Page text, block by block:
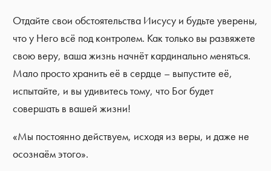
Отдайте свои обстоятельства Иисусу и будьте уверены,
что у Него всё под контролем. Как только вы развяжете
свою веру, ваша жизнь начнёт кардинально меняться.
Мало просто хранить её в сердце – выпустите её,
испытайте, и вы удивитесь тому, что Бог будет
совершать в вашей жизни!
«Мы постоянно действуем, исходя из веры, и даже не
осознаём этого».